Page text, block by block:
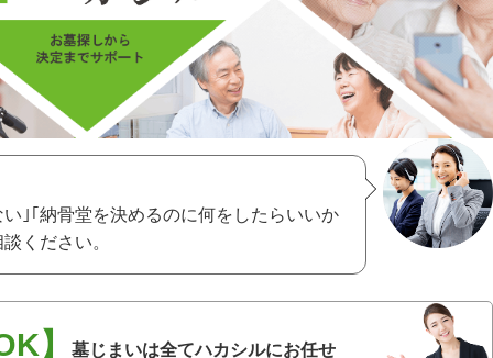
｣｢納骨堂を決めるのに何をしたらいいか
ください。
】 墓じまいは全てハカシルにお任せ